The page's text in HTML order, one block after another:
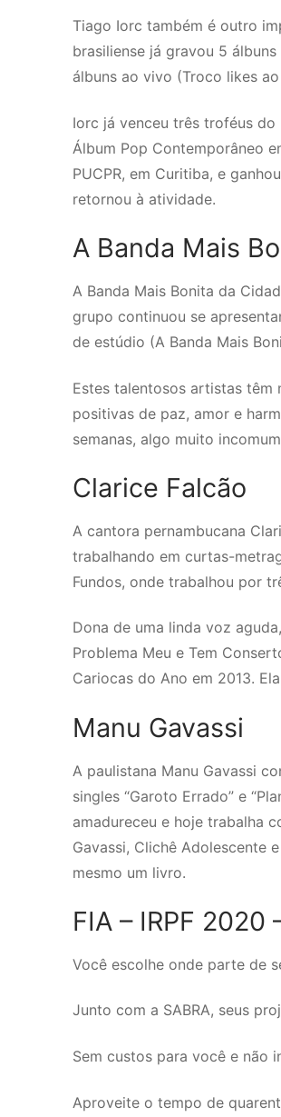
Tiago Iorc também é outro
brasiliense já gravou 5
álbuns ao vivo (Troco likes
Iorc já venceu três troféus
Álbum Pop Contemporâneo
PUCPR, em Curitiba, e
retornou à atividade.
A Banda Mais
A Banda Mais Bonita da
grupo continuou se
de estúdio (A Banda Mais
Estes talentosos artistas têm
positivas de paz, amor e
semanas, algo muito
Clarice Falcão
A cantora pernambucana
trabalhando em curtas-
Fundos, onde trabalhou por
Dona de uma linda voz
Problema Meu e Tem
Cariocas do Ano em 2013.
Manu Gavassi
A paulistana Manu Gavassi
singles “Garoto Errado” e
amadureceu e hoje trabalha
Gavassi, Clichê Adolescente
mesmo um livro.
FIA – IRPF 2020
Você escolhe onde parte de
Junto com a SABRA, seus
Sem custos para você e não
Aproveite o tempo de